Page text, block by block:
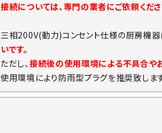
接続については、専門の業者にご依頼くださ
三相200V(動力)コンセント仕様の厨房機器
いです。
ただし、接続後の使用環境による不具合や
使用環境により防雨型プラグを推奨致しま